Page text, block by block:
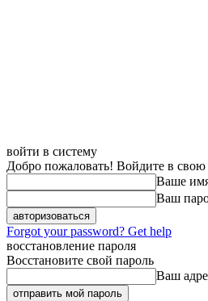
войти в систему
Добро пожаловать! Войдите в свою
Ваше
Ваш
Forgot your password? Get help
восстановление пароля
Восстановите свой пароль
Ваш